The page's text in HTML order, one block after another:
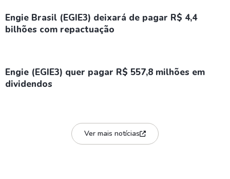
Engie Brasil (EGIE3) deixará de pagar R$ 4,4
bilhões com repactuação
Engie (EGIE3) quer pagar R$ 557,8 milhões em
dividendos
Ver mais notícias